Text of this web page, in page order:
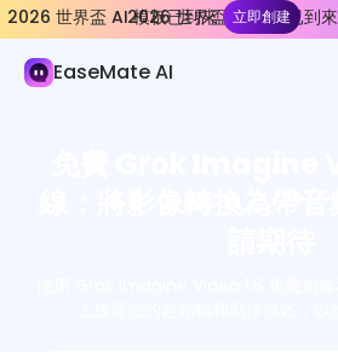
2026 世界盃 AI 模板已到來 立即創建
2026 世界盃 AI 模板已到來
EaseMate AI
AI 影片
AI 影片生成器